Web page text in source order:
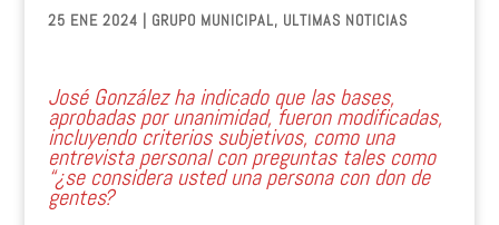
25 ENE 2024 | GRUPO MUNICIPAL, ULTIMAS NOTICIAS
José González ha indicado que las bases,
aprobadas por unanimidad, fueron modificadas,
incluyendo criterios subjetivos, como una
entrevista personal con preguntas tales como
“¿se considera usted una persona con don de
gentes?